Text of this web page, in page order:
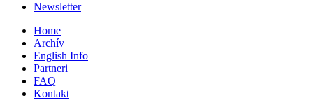
Newsletter
Home
Archív
English Info
Partneri
FAQ
Kontakt